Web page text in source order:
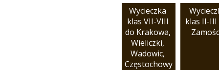
Wycieczka
klas VII-VIII
do Krakowa,
Wieliczki,
Wadowic,
Częstochowy
klas II-III